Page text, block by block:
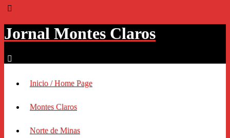
Jornal Montes Claros
Inicio / Home Page
Montes Claros
Norte de Minas